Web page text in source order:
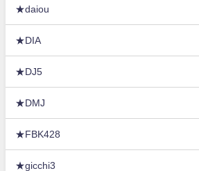
★daiou
★DIA
★DJ5
★DMJ
★FBK428
★gicchi3